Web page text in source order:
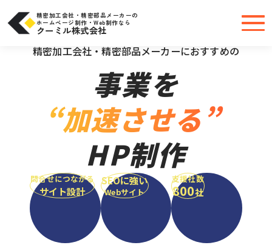
精密加工会社・精密部品メーカーの
ホームページ制作・Web制作なら
クーミル株式会社
＼大手・中小問わず実績豊富だから安心／
精密加工会社・精密部品メーカーにおすすめの
事業を
“加速させる”
HP制作
問合せにつながる
サイト設計
SEOに強い
Webサイト
支援社数
800社